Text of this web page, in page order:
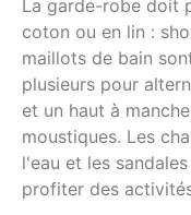
La garde-robe doit
coton ou en lin :
maillots de bain
plusieurs pour
et un haut à
moustiques. Les
l'eau et les
profiter des